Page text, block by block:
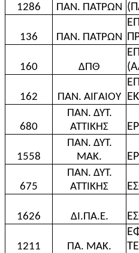
1286 ΠΑΝ. ΠΑΤΡΩΝ
136 ΠΑΝ. ΠΑΤΡΩΝ
160 ΔΠΘ
162 ΠΑΝ. ΑΙΓΑΙΟΥ
680
ΠΑΝ. ΔΥΤ.
ΑΤΤΙΚΗΣ
1558
ΠΑΝ. ΔΥΤ.
ΜΑΚ.
675
ΠΑΝ. ΔΥΤ.
ΑΤΤΙΚΗΣ
1626 ΔΙ.ΠΑ.Ε.
1211 ΠΑ. ΜΑΚ.